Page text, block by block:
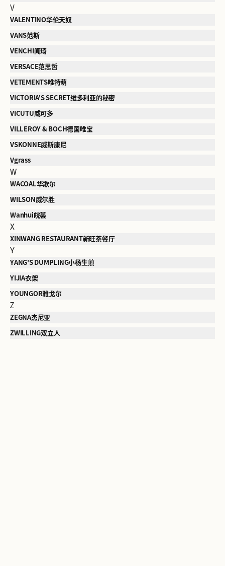
V
VALENTINO华伦天奴
VANS范斯
VENCHI闻琦
VERSACE范思哲
VETEMENTS唯特萌
VICTORIA'S SECRET维多利亚的秘密
VICUTU威可多
VILLEROY & BOCH德国唯宝
VSKONNE威斯康尼
Vgrass
W
WACOAL华歌尔
WILSON威尔胜
Wanhui皖荟
X
XINWANG RESTAURANT新旺茶餐厅
Y
YANG'S DUMPLING小杨生煎
YIJIA衣架
YOUNGOR雅戈尔
Z
ZEGNA杰尼亚
ZWILLING双立人